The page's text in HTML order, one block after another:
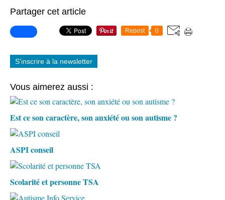
Partager cet article
Repost 0
S'inscrire à la newsletter
Vous aimerez aussi :
Est ce son caractère, son anxiété ou son autisme ?
ASPI conseil
Scolarité et personne TSA